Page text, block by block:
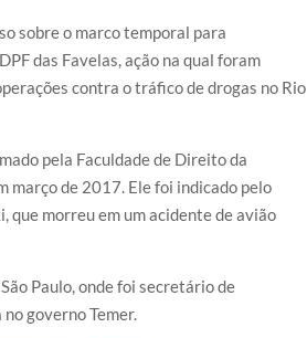
sobre o marco temporal para
das Favelas, ação na qual foram
contra o tráfico de drogas no Rio
pela Faculdade de Direito da
março de 2017. Ele foi indicado pelo
que morreu em um acidente de avião
Paulo, onde foi secretário de
governo Temer.